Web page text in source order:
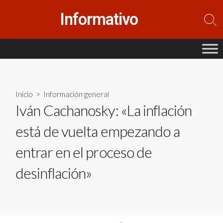
Informativo
Inicio > Información general
Iván Cachanosky: «La inflación
está de vuelta empezando a
entrar en el proceso de
desinflación»